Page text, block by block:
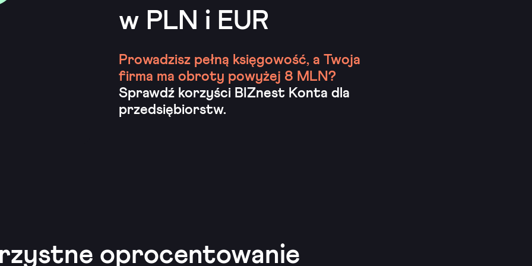
w PLN i EUR
Prowadzisz pełną księgowość, a Twoja
firma ma obroty powyżej 8 MLN?
Sprawdź korzyści BIZnest Konta dla
przedsiębiorstw.
oprocentowanie